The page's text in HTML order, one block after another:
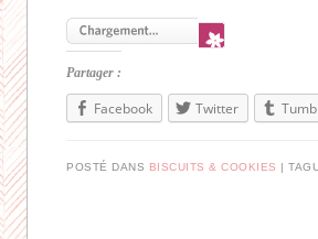
Partager :
Facebook Twitter
POSTÉ DANS BISCUITS & COOKIES |